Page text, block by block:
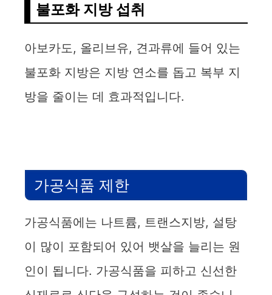
불포화 지방 섭취
아보카도, 올리브유, 견과류에 들어 있는
불포화 지방은 지방 연소를 돕고 복부 지
방을 줄이는 데 효과적입니다.
가공식품 제한
가공식품에는 나트륨, 트랜스지방, 설탕
이 많이 포함되어 있어 뱃살을 늘리는 원
인이 됩니다. 가공식품을 피하고 신선한